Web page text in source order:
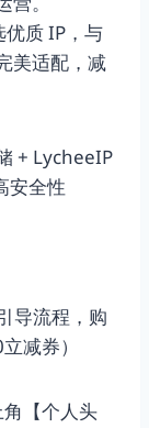
质 IP，与
美适配，减
+ LycheeIP
安全性
导流程，购
减券）
【个人头